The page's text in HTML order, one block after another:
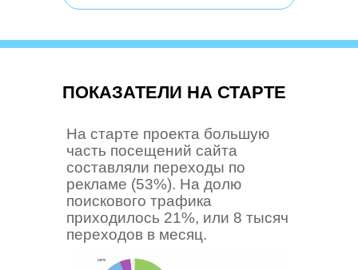
На старте проекта большую
часть посещений сайта
составляли переходы по
рекламе (53%). На долю
поискового трафика
приходилось 21%, или 8 тысяч
переходов в месяц.
ПОКАЗАТЕЛИ НА СТАРТЕ